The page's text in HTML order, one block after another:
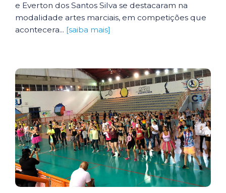
e Everton dos Santos Silva se destacaram na
modalidade artes marciais, em competições que
acontecera... [saiba mais]